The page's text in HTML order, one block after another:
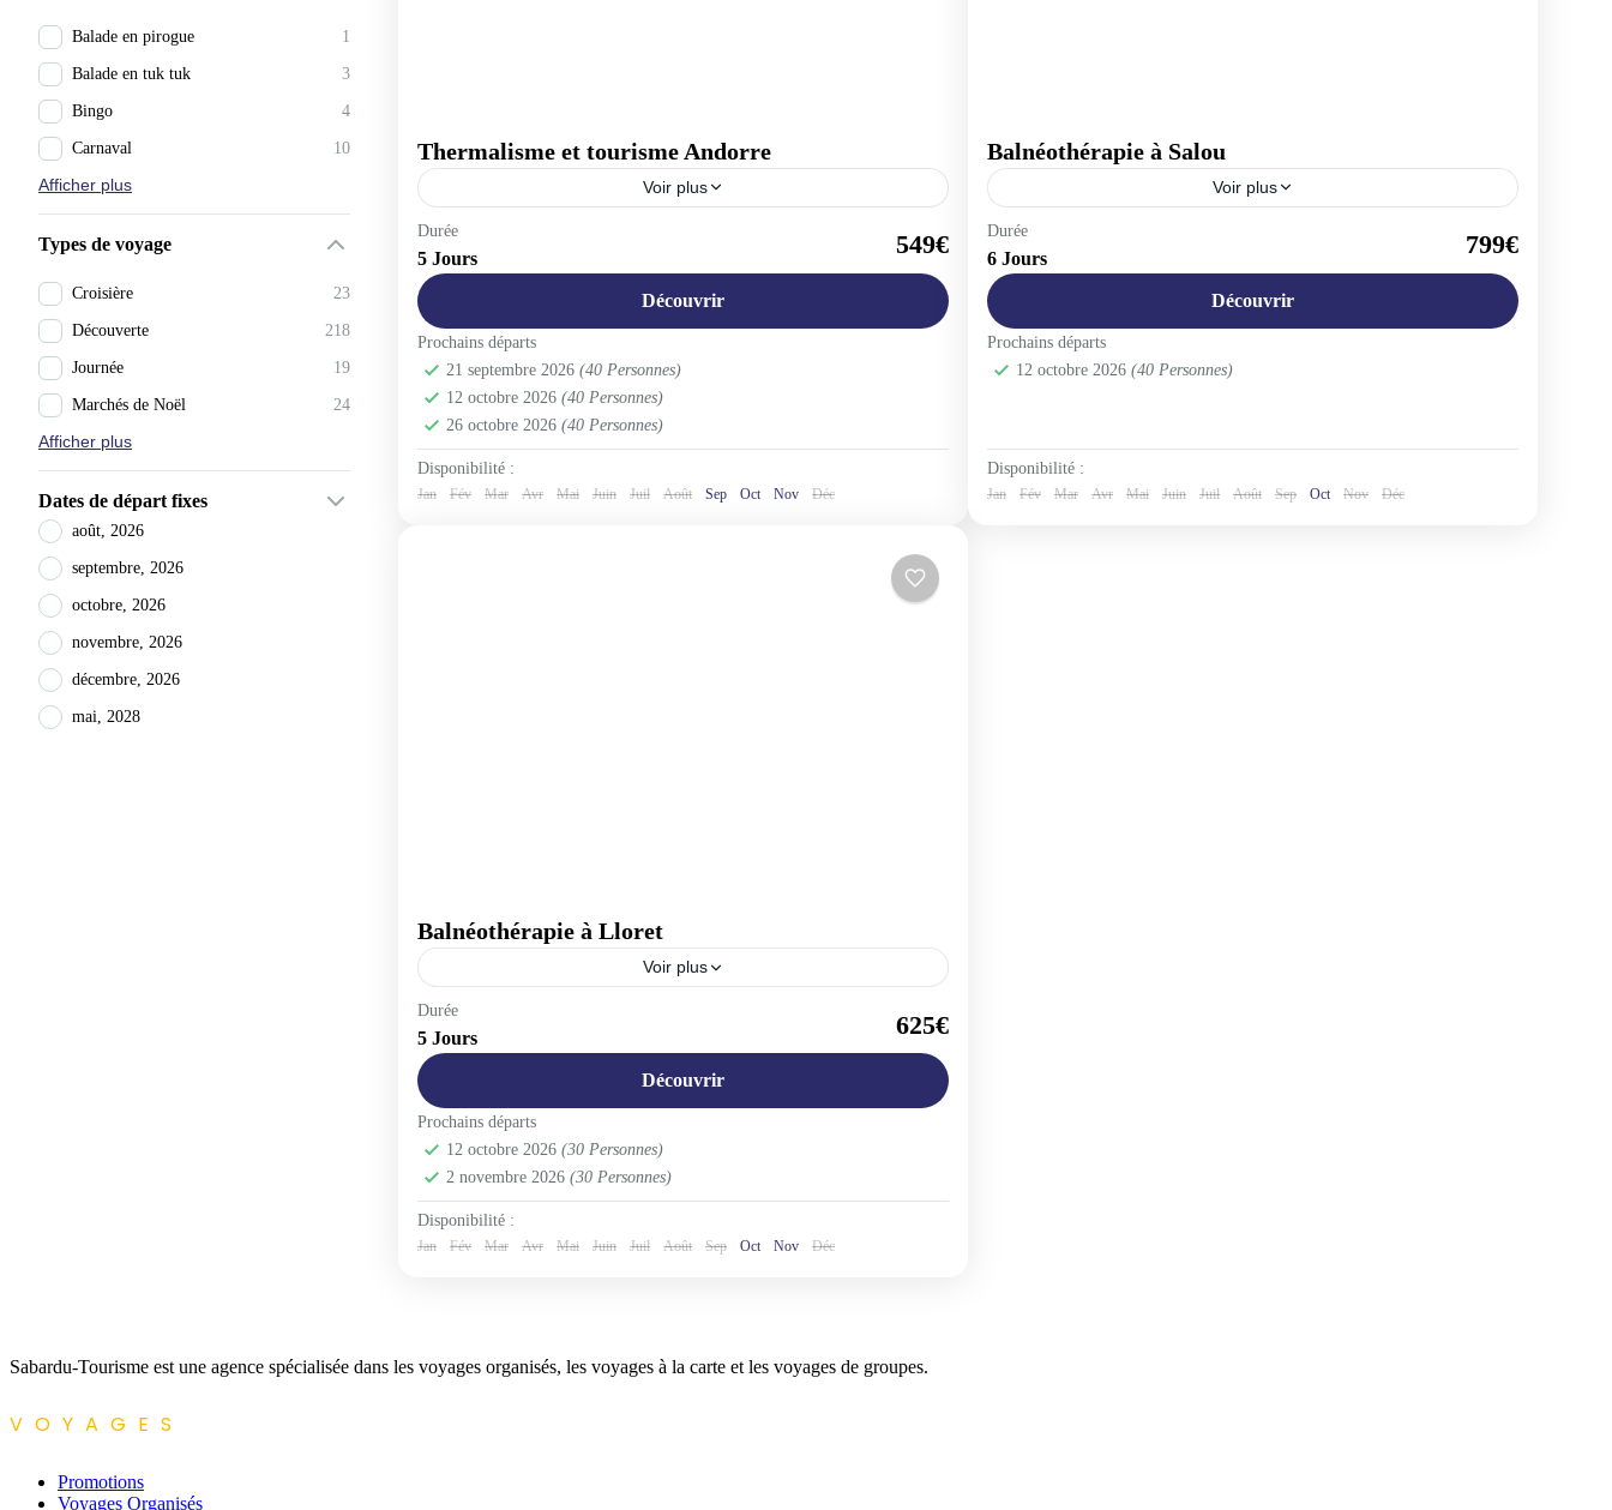
Balade en pirogue 1
Balade en tuk tuk 3
Bingo 4
Carnaval 10
Afficher plus
Types de voyage
Croisière 23
Découverte 218
Journée 19
Marchés de Noël 24
Afficher plus
Dates de départ fixes
août, 2026
septembre, 2026
octobre, 2026
novembre, 2026
décembre, 2026
mai, 2028
Thermalisme et tourisme Andorre
Voir plus
Andorre
1-40 People
Durée
5 Jours 549€
Découvrir
Prochains départs
21 septembre 2026 (40 Personnes)
12 octobre 2026 (40 Personnes)
26 octobre 2026 (40 Personnes)
Disponibilité :
Jan Fév Mar Avr Mai Juin Juil Août Sep Oct Nov Déc
Balnéothérapie à Salou
Voir plus
Espagne
1-40 People
Durée
6 Jours 799€
Découvrir
Prochains départs
12 octobre 2026 (40 Personnes)
Disponibilité :
Jan Fév Mar Avr Mai Juin Juil Août Sep Oct Nov Déc
Balnéothérapie à Lloret
Voir plus
Espagne
1-30 People
Durée
5 Jours 625€
Découvrir
Prochains départs
12 octobre 2026 (30 Personnes)
2 novembre 2026 (30 Personnes)
Disponibilité :
Jan Fév Mar Avr Mai Juin Juil Août Sep Oct Nov Déc
Sabardu-Tourisme est une agence spécialisée dans les voyages organisés, les voyages à la carte et les voyages de groupes.​
VOYAGES​
Promotions
Voyages Organisés